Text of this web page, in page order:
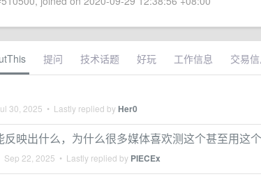
提问 技术话题 好玩 工作信息 交易
30, 2025 • Lastly replied byHer0
映出什么，为什么很多媒体喜欢测这个甚至用这
Sep 22, 2025 • Lastly replied by PIECEx